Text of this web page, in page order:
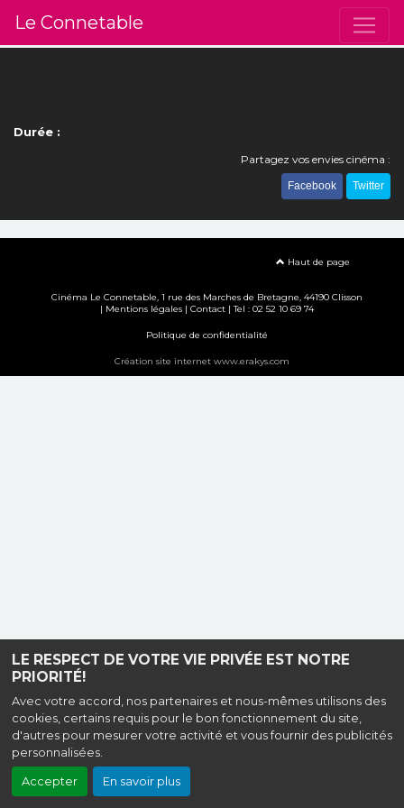
LE RESPECT DE VOTRE VIE PRIVÉE EST NOTRE
PRIORITÉ!
Avec votre accord, nos partenaires et nous-mêmes utilisons des
cookies, certains requis pour le bon fonctionnement du site,
d'autres pour mesurer votre activité et vous fournir des publicités
personnalisées.
Accepter En savoir plus
Le Connetable
Durée :
Partagez vos envies cinéma :
Facebook Twitter
Haut de page
Cinéma Le Connetable, 1 rue des Marches de Bretagne, 44190 Clisson
| Mentions légales| Contact| Tel : 02 52 10 69 74
Politique de confidentialité
Création site internet www.erakys.com